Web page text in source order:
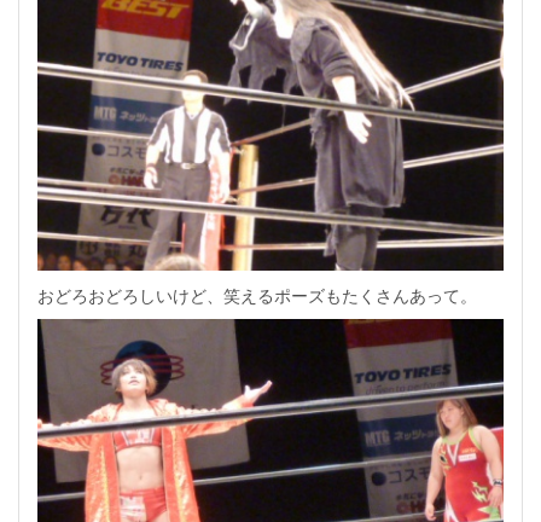
おどろおどろしいけど、笑えるポーズもたくさんあって。